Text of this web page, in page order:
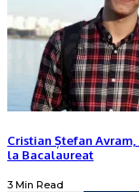
Cristian Ștefan
la Bacalaureat
3 Min Read